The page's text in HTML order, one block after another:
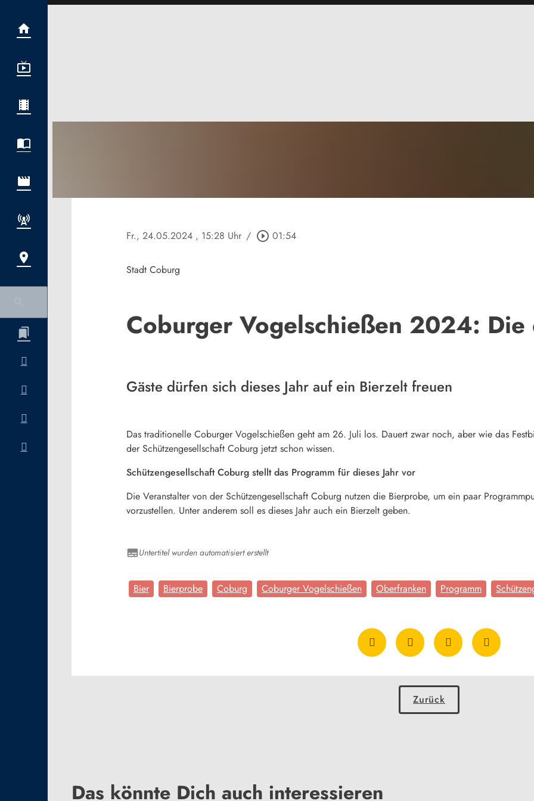
Fr., 24.05.2024 , 15:28 Uhr / play_circle_outline 01:54
Stadt Coburg
Coburger Vogelschießen 2024:
Gäste dürfen sich dieses Jahr auf ein Bierzelt freuen
Das traditionelle Coburger Vogelschießen geht am 26. Juli los. Dauert zwar noch, aber wie das
der Schützengesellschaft Coburg jetzt schon wissen.
Schützengesellschaft Coburg stellt das Programm für dieses Jahr vor
Die Veranstalter von der Schützengesellschaft Coburg nutzen die Bierprobe, um ein paar
vorzustellen. Unter anderem soll es dieses Jahr auch ein Bierzelt geben.
Untertitel wurden automatisiert erstellt
Bier Bierprobe Coburg Coburger Vogelschießen Oberfranken Programm
Zurück
Das könnte Dich auch interessieren